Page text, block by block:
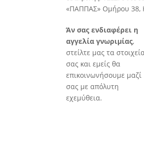
«ΠΑΠΠΑΣ» Ομήρου 38,
Άν σας ενδιαφέρει η
αγγελία γνωριμίας,
στείλτε μας τα
σας και εμείς θα
επικοινωνήσουμε μαζί
σας με απόλυτη
εχεμύθεια.